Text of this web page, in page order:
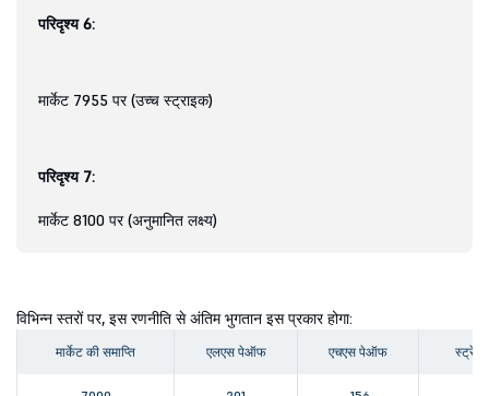
परिदृश्य 6:
मार्केट 7955 पर (उच्च स्ट्राइक)
परिदृश्य 7:
मार्केट 8100 पर (अनुमानित लक्ष्य)
विभिन्न स्तरों पर, इस रणनीति से अंतिम भुगतान इस प्रकार होगा:
मार्केट की समाप्ति एलएस पेऑफ एचएस पेऑफ